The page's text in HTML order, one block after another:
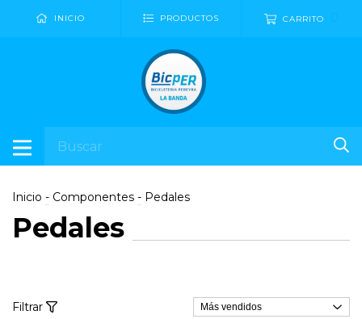
INICIO PRODUCTOS CARRITO
Inicio - Componentes - Pedales
Pedales
Filtrar